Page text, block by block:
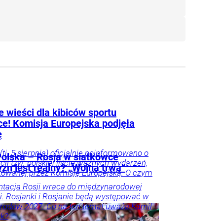
wieści dla kibiców sportu
Komisja Europejska podjęła
5 sierpnia) oficjalnie poinformowano o
tzw. polskiej liście ważnych wydarzeń,
przez Komisję Europejską. O czym
– Rosja w siatkówce
jest realny? „Wojna trwa”
Rosji wraca do międzynarodowej
Rosjanki i Rosjanie będą występować w
2027. Co na ten temat uważa Kamil